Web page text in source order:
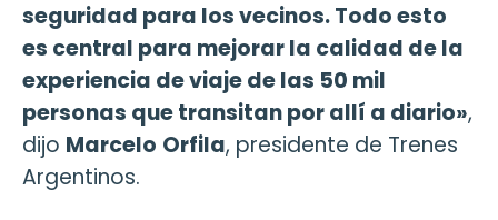
seguridad para los vecinos. Todo esto
es central para mejorar la calidad de la
experiencia de viaje de las 50 mil
personas que transitan por allí a diario»,
dijo Marcelo Orfila, presidente de Trenes
Argentinos.